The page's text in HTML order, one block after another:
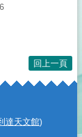
回上一頁
達天文館)